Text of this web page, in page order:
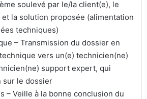
soulevé par le/la client(e), le
la solution proposée (alimentation
techniques)
– Transmission du dossier en
vers un(e) technicien(ne)
support expert, qui
sur le dossier
– Veille à la bonne conclusion du